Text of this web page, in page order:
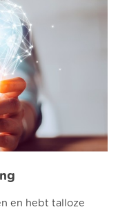
en hebt talloze